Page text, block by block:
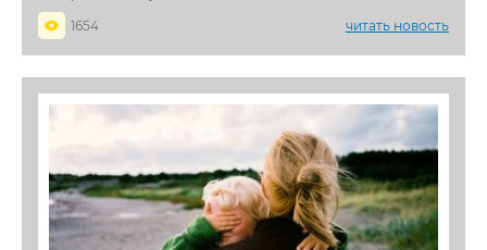
1654
читать новость